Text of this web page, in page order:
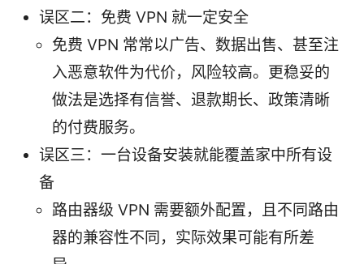
误区二：免费 VPN 就一定安全
免费 VPN 常常以广告、数据出售、甚至注
入恶意软件为代价，风险较高。更稳妥的
做法是选择有信誉、退款期长、政策清晰
的付费服务。
误区三：一台设备安装就能覆盖家中所有设
备
路由器级 VPN 需要额外配置，且不同路由
器的兼容性不同，实际效果可能有所差